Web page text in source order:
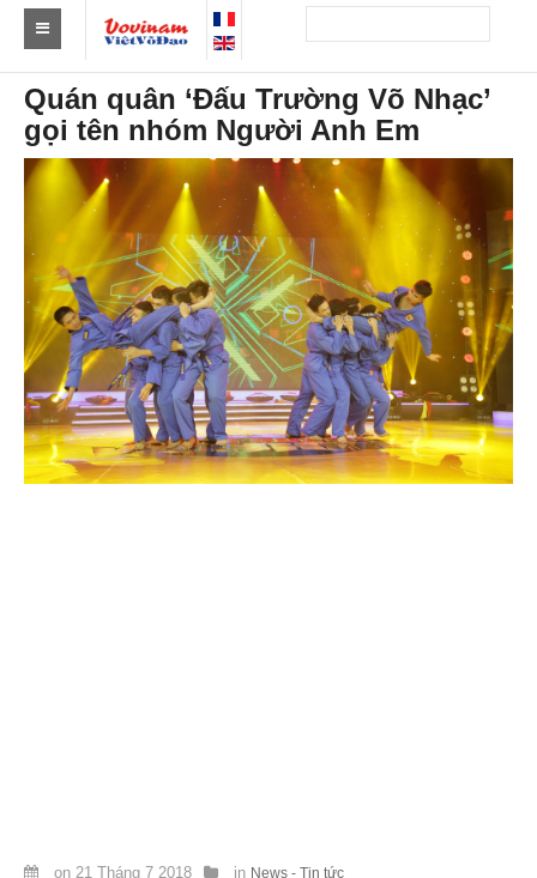
Tìm Clb Vovinam
Châu Á
Châu Âu
Châu Mỹ
Châu Phi
Châu Úc
Tin tức
Sự kiện
Kết quả
Quán quân ‘Đấu Trường Võ Nhạc’
gọi tên nhóm Người Anh Em
on 21 Tháng 7 2018 in News - Tin tức